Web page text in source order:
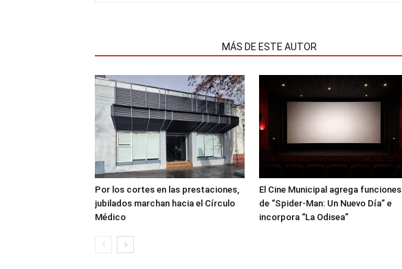
MÁS DE ESTE AUTOR
Por los cortes en las prestaciones,
jubilados marchan hacia el Círculo
Médico
El Cine Municipal agrega funciones
de “Spider-Man: Un Nuevo Día” e
incorpora “La Odisea”